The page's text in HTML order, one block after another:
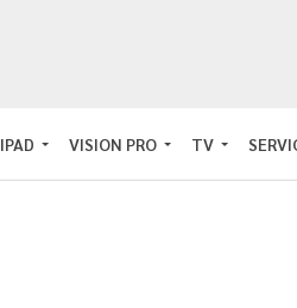
IPAD VISION PRO TV